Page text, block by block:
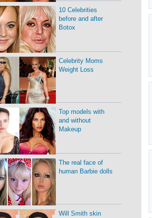
10 Celebrities
before and after
Botox
Celebrity Moms
Weight Loss
Top models with
and without
Makeup
The real face of
human Barbie dolls
Will Smith skin